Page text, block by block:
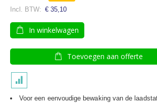
€ 35,10
In winkelwagen
Toevoegen aan offerte
Voor een eenvoudige bewaking van de